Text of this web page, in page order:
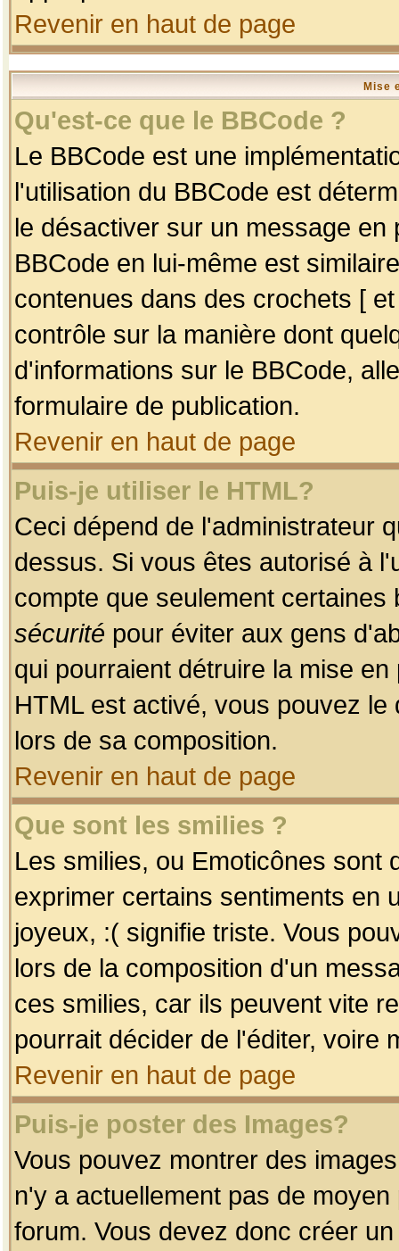
Revenir en haut de page
Mise
Qu'est-ce que le BBCode ?
Le BBCode est une
l'utilisation du BBCode est
le désactiver sur un message
BBCode en lui-même est
contenues dans des crochets [
contrôle sur la manière dont
d'informations sur le BBCode,
formulaire de publication.
Revenir en haut de page
Puis-je utiliser le HTML?
Ceci dépend de l'administrateur
dessus. Si vous êtes autorisé à
compte que seulement
sécurité pour éviter aux gens
qui pourraient détruire la mise
HTML est activé, vous pouvez
lors de sa composition.
Revenir en haut de page
Que sont les smilies ?
Les smilies, ou Emoticônes sont
exprimer certains sentiments en
joyeux, :( signifie triste. Vous
lors de la composition d'un
ces smilies, car ils peuvent vite
pourrait décider de l'éditer, voire
Revenir en haut de page
Puis-je poster des Images?
Vous pouvez montrer des
n'y a actuellement pas de
forum. Vous devez donc créer